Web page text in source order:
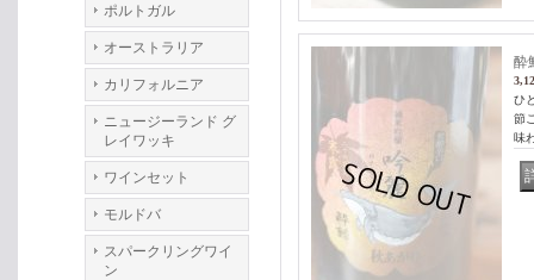
ポルトガル
オーストラリア
カリフォルニア
ニュージーランド グ
レイワッキ
ワインセット
モルドバ
スパークリングワイ
ン
酔
ひ
節
味